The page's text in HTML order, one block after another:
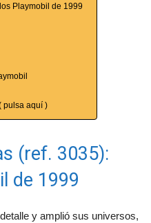
Playmobil de 1999
pulsa aquí )
(ref. 3035):
de 1999
y amplió sus universos,